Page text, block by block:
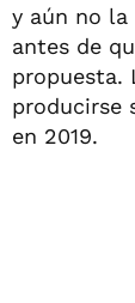
y aún no la
antes de
propuesta.
producirse
en 2019.